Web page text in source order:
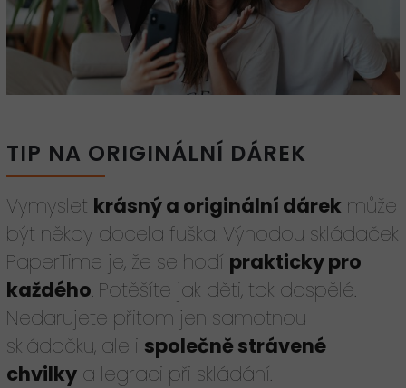
TIP NA ORIGINÁLNÍ DÁREK
Vymyslet krásný a originální dárek může
být někdy docela fuška. Výhodou skládaček
PaperTime je, že se hodí prakticky pro
každého. Potěšíte jak děti, tak dospělé.
Nedarujete přitom jen samotnou
skládačku, ale i společně strávené
chvilky a legraci při skládání.